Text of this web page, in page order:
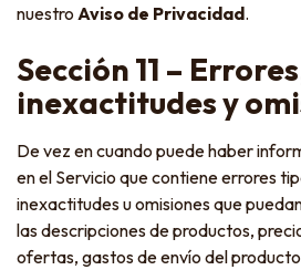
nuestro Aviso de Privacidad.
Sección 11 –
inexactitudes y
De vez en cuando puede haber
en el Servicio que contiene errores
inexactitudes u omisiones que
las descripciones de productos,
ofertas, gastos de envío del